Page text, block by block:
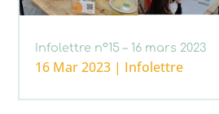
Infolettre n°15 – 16 mars 2023
16 Mar 2023 | Infolettre